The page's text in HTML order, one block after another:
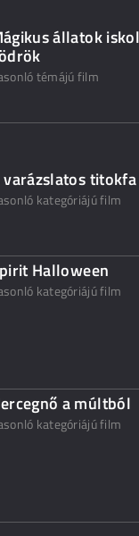
állatok
témájú film
varázslatos titokfa
kategóriájú film
Halloween
kategóriájú film
a múltból
kategóriájú film